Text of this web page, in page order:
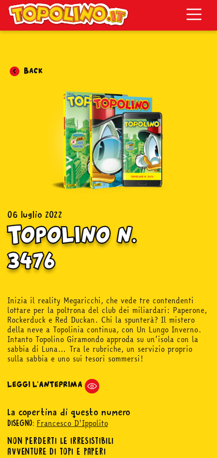
Topolino.it
Back
06 luglio 2022
Topolino n.
3476
Inizia il reality Megaricchi, che vede tre contendenti
lottare per la poltrona del club dei miliardari: Paperone,
Rockerduck e Red Duckan. Chi la spunterà? Il mistero
della neve a Topolinia continua, con Un Lungo Inverno.
Intanto Topolino Giramondo approda su un’isola con la
sabbia di Luna… Tra le rubriche, un servizio proprio
sulla sabbia e uno sui tesori sommersi!
LEGGI L'ANTEPRIMA
La copertina di questo numero
DISEGNO: Francesco D'Ippolito
NON PERDERTI LE IRRESISTIBILI
AVVENTURE DI TOPI E PAPERI